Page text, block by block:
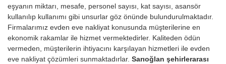
eşyanın miktarı, mesafe, personel sayısı, kat sayısı, asansör
kullanılıp kullanımı gibi unsurlar göz önünde bulundurulmaktadır.
Firmalarımız evden eve nakliyat konusunda müşterilerine en
ekonomik rakamlar ile hizmet vermektedirler. Kaliteden ödün
vermeden, müşterilerin ihtiyacını karşılayan hizmetleri ile evden
eve nakliyat çözümleri sunmaktadırlar. Sarıoğlan şehirlerarası